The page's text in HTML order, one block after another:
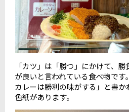
「カツ」は「勝つ」にかけて、
が良いと言われている食べ物です
カレーは勝利の味がする」と書
色紙があります。